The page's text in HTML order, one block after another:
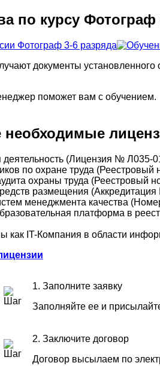
по курсу Фотограф
документы
поможет вам с обучением.
деятельность (Лицензия № Л035-
по охране труда
охраны труда (Реестровый
размещения
менеджмента качества
платформа в
как IT-Компания в области
1. Заполните заявку
Заполняйте ее и
2. Заключите договор
Договор высылаем по